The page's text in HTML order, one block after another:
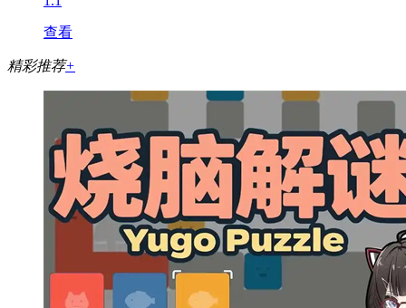
查看
精彩推荐+